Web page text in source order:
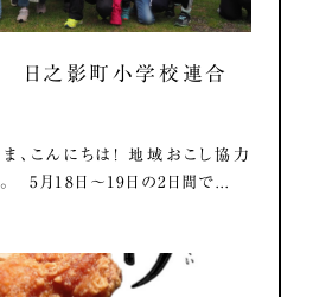
日之影町小学校連合
こんにちは！ 地域おこし協力
5月18日～19日の2日間で...